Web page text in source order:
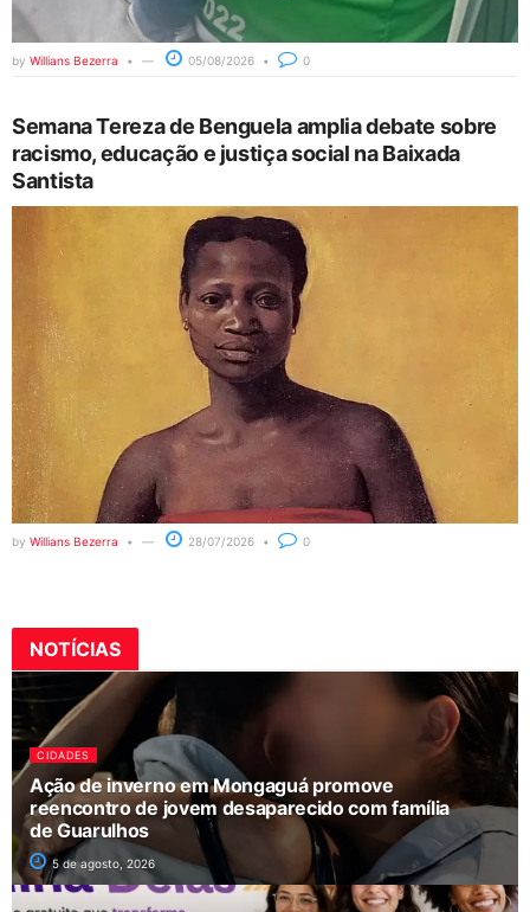
by Willians Bezerra 05/08/2026 0
Semana Tereza de Benguela amplia debate sobre
racismo, educação e justiça social na Baixada
Santista
by Willians Bezerra 28/07/2026 0
NOTÍCIAS
CIDADES
Ação de inverno em Mongaguá promove
reencontro de jovem desaparecido com família
de Guarulhos
5 de agosto, 2026